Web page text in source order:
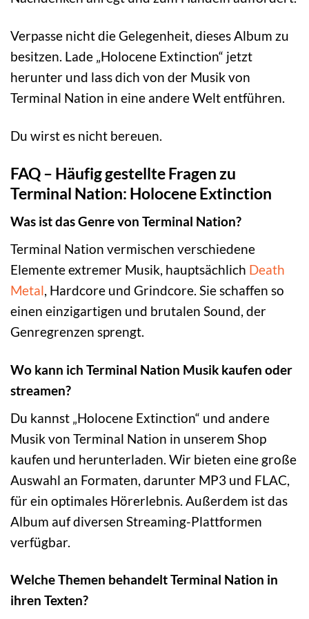
Verpasse nicht die Gelegenheit, dieses Album zu
besitzen. Lade „Holocene Extinction“ jetzt
herunter und lass dich von der Musik von
Terminal Nation in eine andere Welt entführen.
Du wirst es nicht bereuen.
FAQ – Häufig gestellte Fragen zu
Terminal Nation: Holocene Extinction
Was ist das Genre von Terminal Nation?
Terminal Nation vermischen verschiedene
Elemente extremer Musik, hauptsächlich Death
Metal, Hardcore und Grindcore. Sie schaffen so
einen einzigartigen und brutalen Sound, der
Genregrenzen sprengt.
Wo kann ich Terminal Nation Musik kaufen oder
streamen?
Du kannst „Holocene Extinction“ und andere
Musik von Terminal Nation in unserem Shop
kaufen und herunterladen. Wir bieten eine große
Auswahl an Formaten, darunter MP3 und FLAC,
für ein optimales Hörerlebnis. Außerdem ist das
Album auf diversen Streaming-Plattformen
verfügbar.
Welche Themen behandelt Terminal Nation in
ihren Texten?